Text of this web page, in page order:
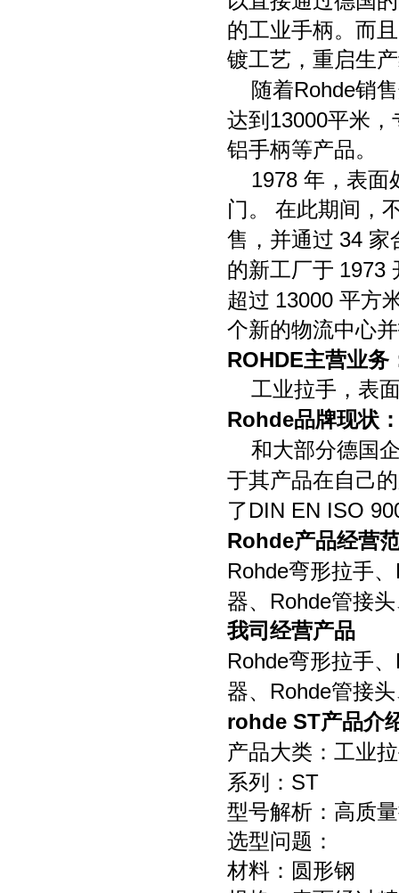
的工业手柄。而
镀工艺，重启生
随着Rohde销
达到 13000平米，
铝手柄等产品。
1978 年，表面
门。 在此期间，
售，并通过 34 家
的新工厂于 1973
超过 13000 平方
个新的物流中心
ROHDE主营业务
工业拉手，表
Rohde品牌现状
和大部分德国
于其产品在自己
了DIN EN ISO
Rohde产品经营
Rohde弯形拉手、
器、 Rohde管接
我司经营产品
Rohde弯形拉手、
器、 Rohde管接
rohde ST产品介
产品大类：工业
系列： ST
型号解析：高质
选型问题：
材料：圆形钢